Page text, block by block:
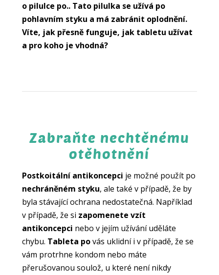
o pilulce po.. Tato pilulka se užívá po
pohlavním styku a má zabránit oplodnění.
Víte, jak přesně funguje, jak tabletu užívat
a pro koho je vhodná?
Zabraňte nechtěnému
otěhotnění
Postkoitální antikoncepci je možné použít po
nechráněném styku, ale také v případě, že by
byla stávající ochrana nedostatečná. Například
v případě, že si zapomenete vzít
antikoncepci nebo v jejím užívání uděláte
chybu. Tableta povás uklidní i v případě, že se
vám protrhne kondom nebo máte
přerušovanou soulož, u které není nikdy